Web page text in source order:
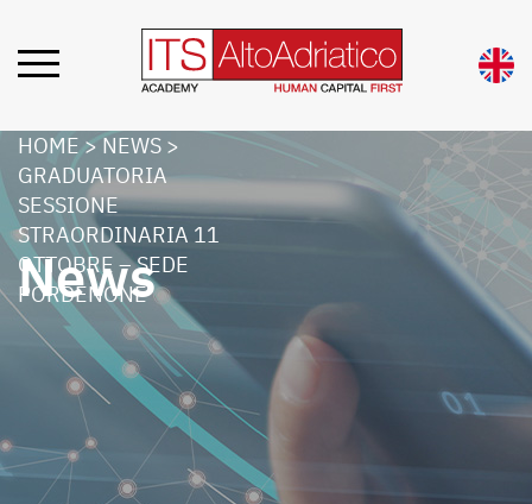
HOME>NEWS >
GRADUATORIA
SESSIONE
STRAORDINARIA 11
OTTOBRE – SEDE
PORDENONE
News